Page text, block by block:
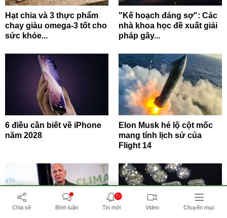
Hạt chia và 3 thực phẩm
chay giàu omega-3 tốt cho
sức khỏe...
"Kế hoạch đáng sợ": Các
nhà khoa học đề xuất giải
pháp gây...
6 điều cần biết về iPhone
năm 2028
Elon Musk hé lộ cột mốc
mang tính lịch sử của
Flight 14
Chia sẻ Bình luận
7+
Tin mới Video Chuyên mục